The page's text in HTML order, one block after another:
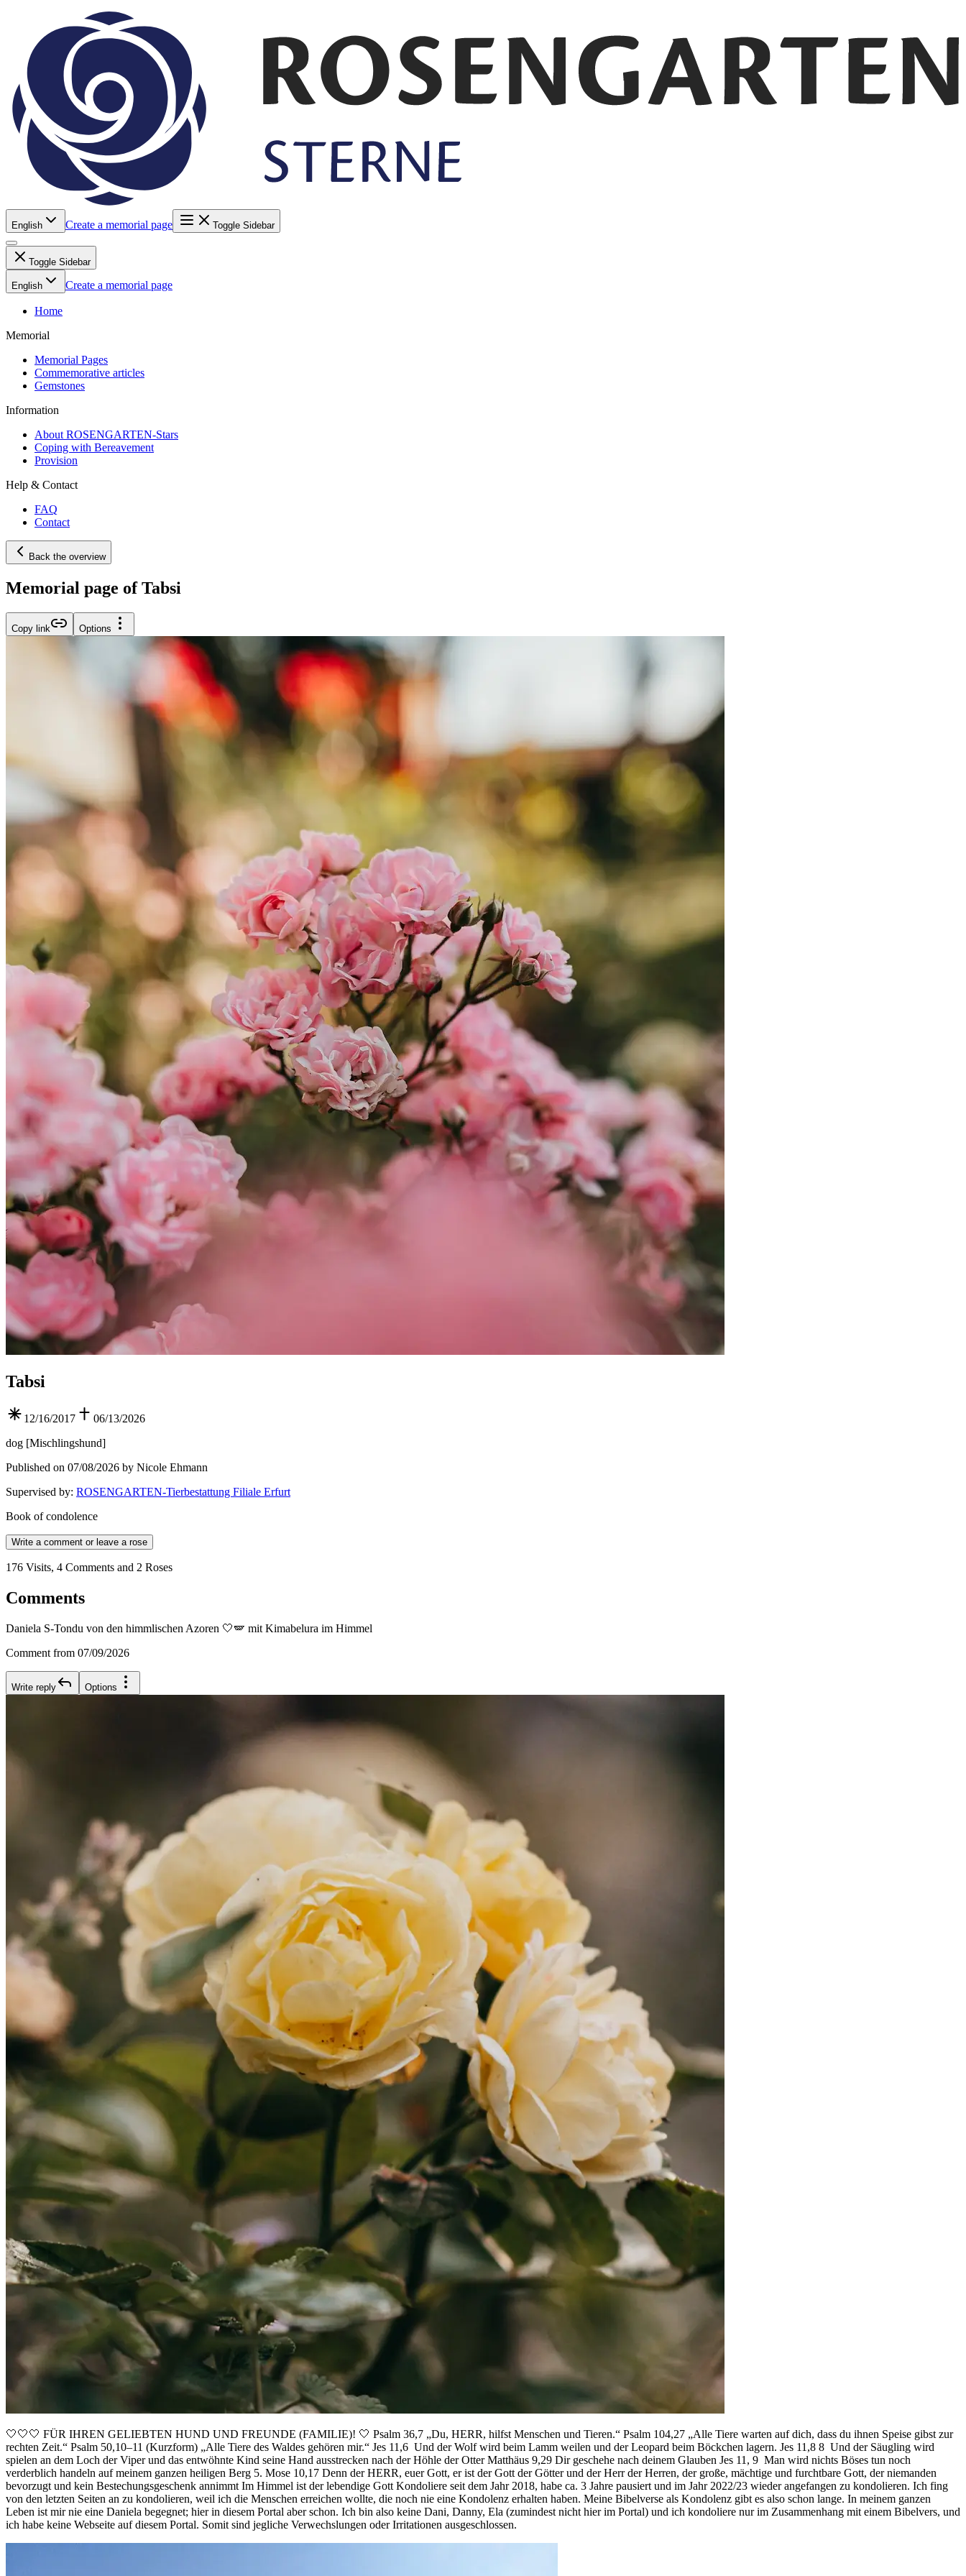
English Create a memorial page Toggle Sidebar
Toggle Sidebar
English Create a memorial page
Home
Memorial
Memorial Pages
Commemorative articles
Gemstones
Information
About ROSENGARTEN-Stars
Coping with Bereavement
Provision
Help & Contact
FAQ
Contact
Back the overview
Memorial page of Tabsi
Copy link Options
Tabsi
12/16/2017
06/13/2026
dog [Mischlingshund]
Published on 07/08/2026 by Nicole Ehmann
Supervised by: ROSENGARTEN-Tierbestattung Filiale Erfurt
Book of condolence
Write a comment or leave a rose
176 Visits, 4 Comments and 2 Roses
Comments
Daniela S-Tondu von den himmlischen Azoren 🤍🪽 mit Kimabelura im Himmel
Comment from 07/09/2026
Write reply Options
🤍🤍🤍 FÜR IHREN GELIEBTEN HUND UND FREUNDE (FAMILIE)! 🤍 Psalm 36,7 „Du, HERR, hilfst Menschen und Tieren.“ Psalm 104,27 „Alle Tiere warten auf dich, dass du ihnen Speise gibst zur
rechten Zeit.“ Psalm 50,10–11 (Kurzform) „Alle Tiere des Waldes gehören mir.“ Jes 11,6 Und der Wolf wird beim Lamm weilen und der Leopard beim Böckchen lagern. Jes 11,8 8 Und der Säugling wird
spielen an dem Loch der Viper und das entwöhnte Kind seine Hand ausstrecken nach der Höhle der Otter Matthäus 9,29 Dir geschehe nach deinem Glauben Jes 11, 9 Man wird nichts Böses tun noch
verderblich handeln auf meinem ganzen heiligen Berg 5. Mose 10,17 Denn der HERR, euer Gott, er ist der Gott der Götter und der Herr der Herren, der große, mächtige und furchtbare Gott, der niemanden
bevorzugt und kein Bestechungsgeschenk annimmt Im Himmel ist der lebendige Gott Kondoliere seit dem Jahr 2018, habe ca. 3 Jahre pausiert und im Jahr 2022/23 wieder angefangen zu kondolieren. Ich fing
von den letzten Seiten an zu kondolieren, weil ich die Menschen erreichen wollte, die noch nie eine Kondolenz erhalten haben. Meine Bibelverse als Kondolenz gibt es also schon lange. In meinem ganzen
Leben ist mir nie eine Daniela begegnet; hier in diesem Portal aber schon. Ich bin also keine Dani, Danny, Ela (zumindest nicht hier im Portal) und ich kondoliere nur im Zusammenhang mit einem Bibelvers, und
ich habe keine Webseite auf diesem Portal. Somit sind jegliche Verwechslungen oder Irritationen ausgeschlossen.